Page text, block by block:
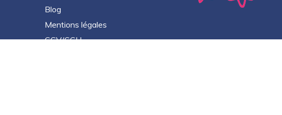
Blog
Mentions légales
CGV/CGU